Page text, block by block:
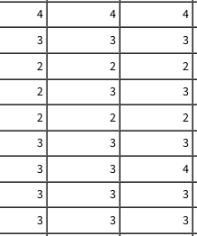
4 4
4
3 3
3
2 2
2
2 3
3
2 2
2
3 3
3
3 3
4
3 3
3
3 3
3